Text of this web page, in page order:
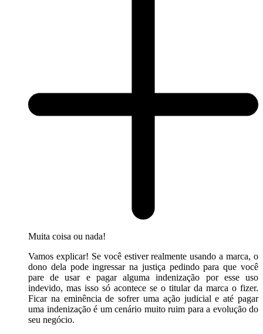
Muita coisa ou nada!
Vamos explicar! Se você estiver realmente usando a marca, o
dono dela pode ingressar na justiça pedindo para que você
pare de usar e pagar alguma indenização por esse uso
indevido, mas isso só acontece se o titular da marca o fizer.
Ficar na eminência de sofrer uma ação judicial e até pagar
uma indenização é um cenário muito ruim para a evolução do
seu negócio.